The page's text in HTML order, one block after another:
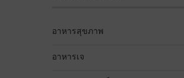
อาหารสุขภาพ
อาหารเจ